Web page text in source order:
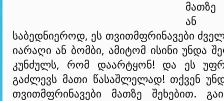
მათზე
ან
საბედნიეროდ, ეს თვითმფრინავები
იარაღი ან ბომბი, ამიტომ ისინი უნდა
კუნძულს, რომ დაარტყონ! და ეს
გაძლევს მათი წასაშლელად! თქვენ
თვითმფრინავები მათზე შეხებით.